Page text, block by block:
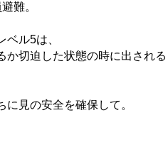
難。
ベル5は、
か切迫した状態の時に出され
見の安全を確保して。